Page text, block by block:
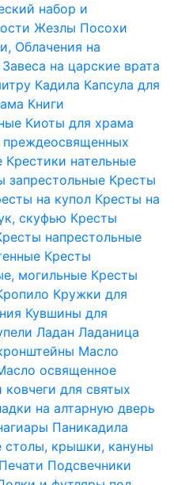
набор и
Жезлы Посохи
Облачения на
Завеса на царские врата
Кадила Капсула для
Книги
Киоты для храма
преждеосвященных
Крестики нательные
запрестольные Кресты
на купол Кресты на
скуфью Кресты
напрестольные
Кресты
могильные Кресты
Кружки для
Кувшины для
Ладан Ладаница
Масло
освященное
для святых
на алтарную дверь
Паникадила
столы, крышки, кануны
Печати Подсвечники